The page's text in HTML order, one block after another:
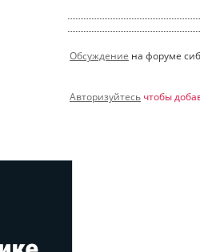
Обсуждение на форуме
Авторизуйтесь чтобы